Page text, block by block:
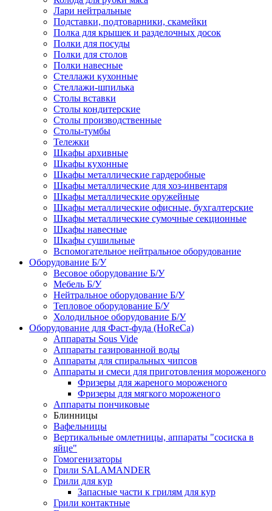
Лари нейтральные
Подставки, подтоварники, скамейки
Полка для крышек и разделочных досок
Полки для посуды
Полки для столов
Полки навесные
Стеллажи кухонные
Стеллажи-шпилька
Столы вставки
Столы кондитерские
Столы производственные
Столы-тумбы
Тележки
Шкафы архивные
Шкафы кухонные
Шкафы металлические гардеробные
Шкафы металлические для хоз-инвентаря
Шкафы металлические оружейные
Шкафы металлические офисные, бухгалтерские
Шкафы металлические сумочные секционные
Шкафы навесные
Шкафы сушильные
Вспомогательное нейтральное оборудование
Оборудование Б/У
Весовое оборудование Б/У
Мебель Б/У
Нейтральное оборудование Б/У
Тепловое оборудование Б/У
Холодильное оборудование Б/У
Оборудование для Фаст-фуда (HoReCa)
Аппараты Sous Vide
Аппараты газированной воды
Аппараты для спиральных чипсов
Аппараты и смеси для приготовления мороженого
Фризеры для жареного мороженого
Фризеры для мягкого мороженого
Аппараты пончиковые
Блинницы
Вафельницы
Вертикальные омлетницы, аппараты "сосиска в
яйце"
Гомогенизаторы
Грили SALAMANDER
Грили для кур
Запасные части к грилям для кур
Грили контактные